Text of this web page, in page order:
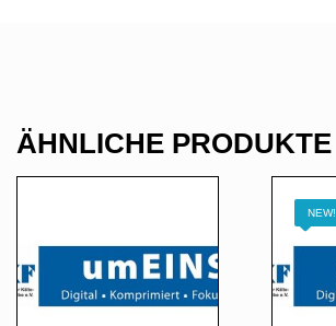
ÄHNLICHE PRODUKTE
NEW!